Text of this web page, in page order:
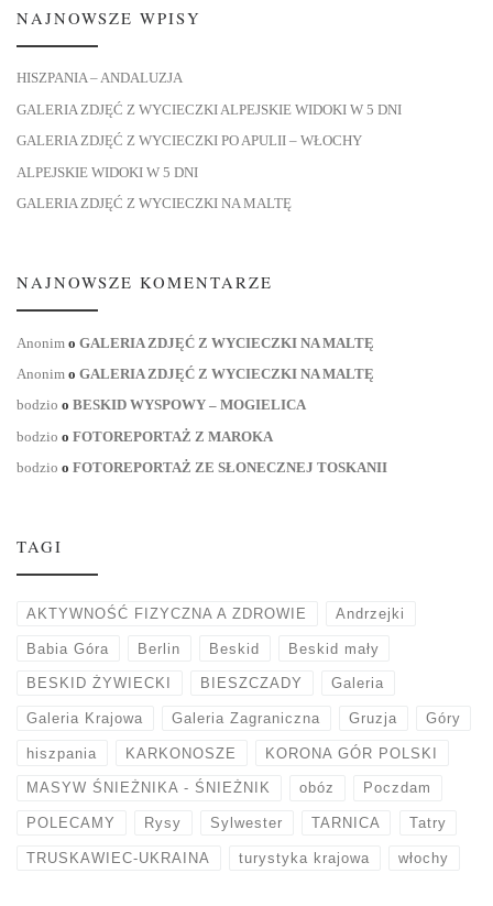
NAJNOWSZE WPISY
HISZPANIA – ANDALUZJA
GALERIA ZDJĘĆ Z WYCIECZKI ALPEJSKIE WIDOKI W 5 DNI
GALERIA ZDJĘĆ Z WYCIECZKI PO APULII – WŁOCHY
ALPEJSKIE WIDOKI W 5 DNI
GALERIA ZDJĘĆ Z WYCIECZKI NA MALTĘ
NAJNOWSZE KOMENTARZE
Anonim o GALERIA ZDJĘĆ Z WYCIECZKI NA MALTĘ
Anonim o GALERIA ZDJĘĆ Z WYCIECZKI NA MALTĘ
bodzio o BESKID WYSPOWY – MOGIELICA
bodzio o FOTOREPORTAŻ Z MAROKA
bodzio o FOTOREPORTAŻ ZE SŁONECZNEJ TOSKANII
TAGI
AKTYWNOŚĆ FIZYCZNA A ZDROWIE Andrzejki
Babia Góra Berlin Beskid Beskid mały
BESKID ŻYWIECKI BIESZCZADY Galeria
Galeria Krajowa Galeria Zagraniczna Gruzja Góry
hiszpania KARKONOSZE KORONA GÓR POLSKI
MASYW ŚNIEŻNIKA - ŚNIEŻNIK obóz Poczdam
POLECAMY Rysy Sylwester TARNICA Tatry
TRUSKAWIEC-UKRAINA turystyka krajowa włochy